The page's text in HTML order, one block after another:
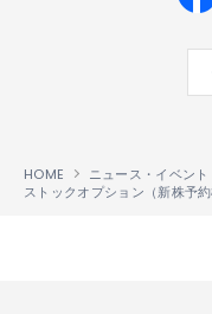
ebo
HOME
ニュース・イベント